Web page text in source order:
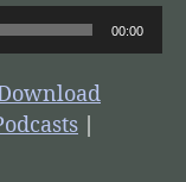
00:00